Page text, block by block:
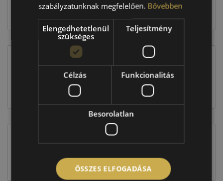
Kosárba
EU-s abroncscímke
Figyelem a feltüntetett címke adatok tájékoztató
címkével ellátott abroncs kerül kiszállításra.
szabályzatunknak megfelelően. Bővebben
Elengedhetetlenül
szükséges
Teljesítmény
Célzás Funkcionalitás
Besorolatlan
ÖSSZES ELFOGADÁSA